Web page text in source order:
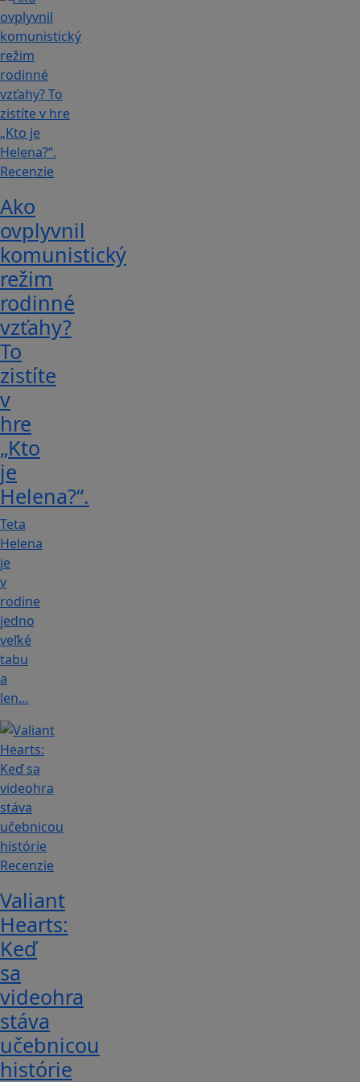
Recenzie
Ako
ovplyvnil
komunistický
režim
rodinné
vzťahy?
To
zistíte
v
hre
„Kto
je
Helena?“.
Teta
Helena
je
v
rodine
jedno
veľké
tabu
a
len…
Recenzie
Valiant
Hearts:
Keď
sa
videohra
stáva
učebnicou
histórie